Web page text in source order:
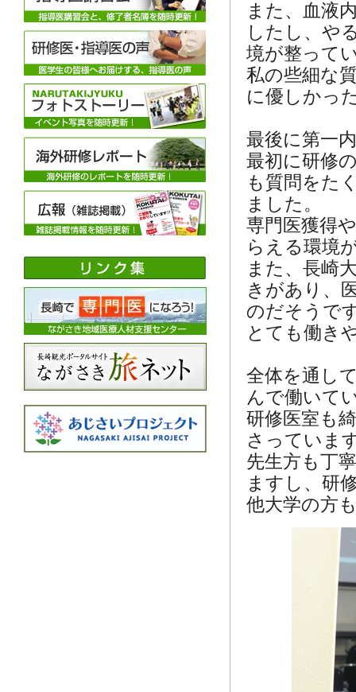
また、血液
したし、や
境が整って
私の些細な
に優しかっ
最後に第一
最初に研修
も質問をた
ました。
専門医獲得
らえる環境
また、長崎
きがあり、
のだそうで
とても働き
全体を通し
んで働いて
研修医室も
さっていま
先生方も丁
ますし、研
他大学の方